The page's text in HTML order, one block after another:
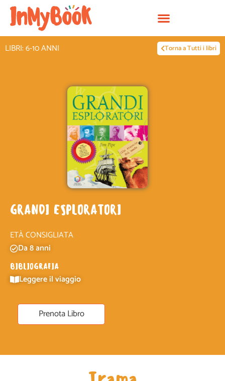
Vai
contenuto
LIBRI: 6-10 ANNI Torna a Tutti i libri
GRANDI ESPLORATORI
ETÀ CONSIGLIATA
Da 8 anni
BIBLIOGRAFIA
Leggere il viaggio
Prenota Libro